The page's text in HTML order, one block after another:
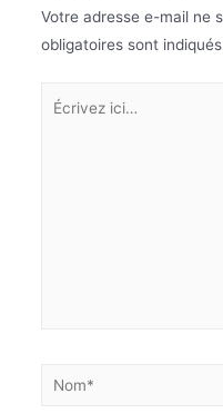
Votre adresse e-mail ne
obligatoires sont